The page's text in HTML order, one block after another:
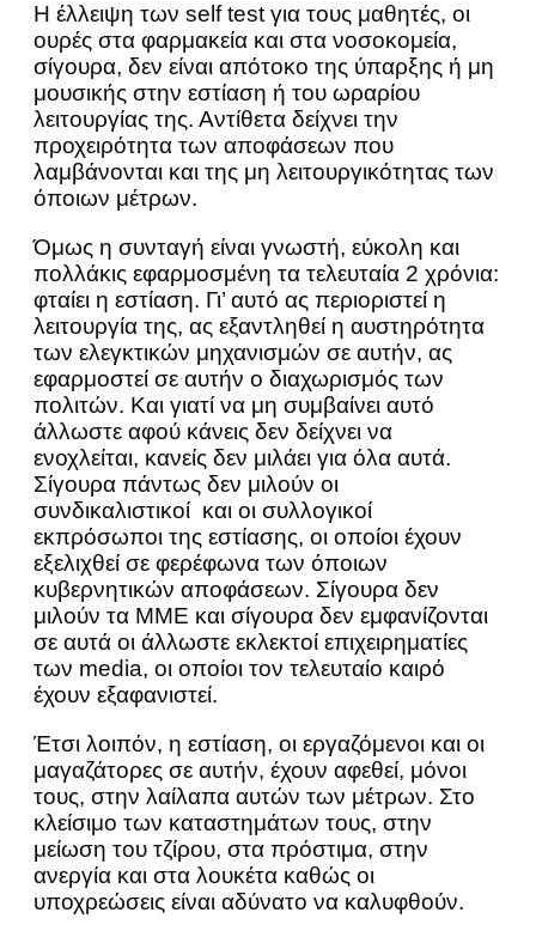
Η έλλειψη των self test για τους μαθητές, οι
ουρές στα φαρμακεία και στα νοσοκομεία,
σίγουρα, δεν είναι απότοκο της ύπαρξης ή μη
μουσικής στην εστίαση ή του ωραρίου
λειτουργίας της. Αντίθετα δείχνει την
προχειρότητα των αποφάσεων που
λαμβάνονται και της μη λειτουργικότητας των
όποιων μέτρων.
Όμως η συνταγή είναι γνωστή, εύκολη και
πολλάκις εφαρμοσμένη τα τελευταία 2 χρόνια:
φταίει η εστίαση. Γι’ αυτό ας περιοριστεί η
λειτουργία της, ας εξαντληθεί η αυστηρότητα
των ελεγκτικών μηχανισμών σε αυτήν, ας
εφαρμοστεί σε αυτήν ο διαχωρισμός των
πολιτών. Και γιατί να μη συμβαίνει αυτό
άλλωστε αφού κάνεις δεν δείχνει να
ενοχλείται, κανείς δεν μιλάει για όλα αυτά.
Σίγουρα πάντως δεν μιλούν οι
συνδικαλιστικοί και οι συλλογικοί
εκπρόσωποι της εστίασης, οι οποίοι έχουν
εξελιχθεί σε φερέφωνα των όποιων
κυβερνητικών αποφάσεων. Σίγουρα δεν
μιλούν τα ΜΜΕ και σίγουρα δεν εμφανίζονται
σε αυτά οι άλλωστε εκλεκτοί επιχειρηματίες
των media, οι οποίοι τον τελευταίο καιρό
έχουν εξαφανιστεί.
Έτσι λοιπόν, η εστίαση, οι εργαζόμενοι και οι
μαγαζάτορες σε αυτήν, έχουν αφεθεί, μόνοι
τους, στην λαίλαπα αυτών των μέτρων. Στο
κλείσιμο των καταστημάτων τους, στην
μείωση του τζίρου, στα πρόστιμα, στην
ανεργία και στα λουκέτα καθώς οι
υποχρεώσεις είναι αδύνατο να καλυφθούν.